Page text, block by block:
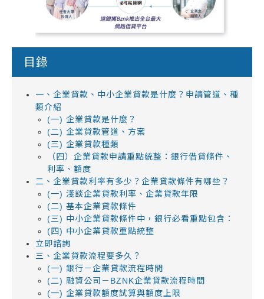
目錄
一、企業貸款、中小企業貸款是什麼？申請管道、種
類介紹
(一) 企業貸款是什麼？
(二) 企業貸款管道、方案
(三) 企業貸款種類
（四）企業貸款申請重點統整：銀行借貸條件、
利率、額度
二、企業貸款利率有多少？企業貸款條件有哪些？
(一) 淺談企業貸款利率、企業貸款年限
(二) 基本企業貸款條件
(三) 中小企業貸款條件中，銀行必看重點包含：
(四) 中小企業貸款重點統整
立即諮詢
三、企業貸款流程要多久？
(一) 銀行－企業貸款流程時間
(二) 融資公司－BZNK企業貸款流程時間
(一) 企業貸款額度試算與額度上限